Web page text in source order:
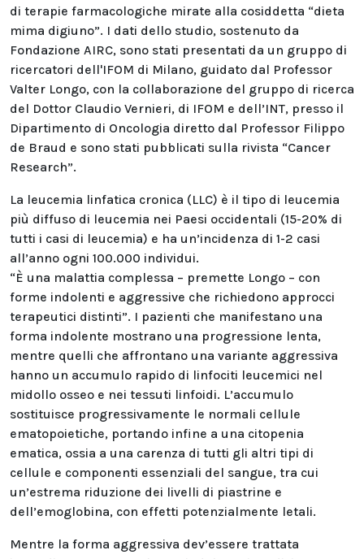
di terapie farmacologiche mirate alla cosiddetta “dieta
mima digiuno”. I dati dello studio, sostenuto da
Fondazione AIRC, sono stati presentati da un gruppo di
ricercatori dell'IFOM di Milano, guidato dal Professor
Valter Longo, con la collaborazione del gruppo di ricerca
del Dottor Claudio Vernieri, di IFOM e dell’INT, presso il
Dipartimento di Oncologia diretto dal Professor Filippo
de Braud e sono stati pubblicati sulla rivista “Cancer
Research”.
La leucemia linfatica cronica (LLC) è il tipo di leucemia
più diffuso di leucemia nei Paesi occidentali (15-20% di
tutti i casi di leucemia) e ha un’incidenza di 1-2 casi
all’anno ogni 100.000 individui.
“È una malattia complessa – premette Longo – con
forme indolenti e aggressive che richiedono approcci
terapeutici distinti”. I pazienti che manifestano una
forma indolente mostrano una progressione lenta,
mentre quelli che affrontano una variante aggressiva
hanno un accumulo rapido di linfociti leucemici nel
midollo osseo e nei tessuti linfoidi. L’accumulo
sostituisce progressivamente le normali cellule
ematopoietiche, portando infine a una citopenia
ematica, ossia a una carenza di tutti gli altri tipi di
cellule e componenti essenziali del sangue, tra cui
un’estrema riduzione dei livelli di piastrine e
dell’emoglobina, con effetti potenzialmente letali.
Mentre la forma aggressiva dev’essere trattata